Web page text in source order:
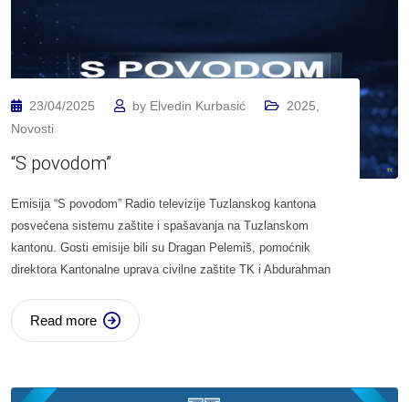
23/04/2025 by Elvedin Kurbasić 2025
Novosti
“S povodom”
Emisija “S povodom” Radio televizije Tuzlanskog kantona
posvećena sistemu zaštite i spašavanja na Tuzlanskom
kantonu. Gosti emisije bili su Dragan Pelemiš, pomoćnik
direktora Kantonalne uprava civilne zaštite TK i Abdurahman
Read more